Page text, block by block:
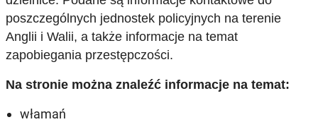
poszczególnych jednostek policyjnych na terenie
Anglii i Walii, a także informacje na temat
zapobiegania przestępczości.
Na stronie można znaleźć informacje na temat:
włamań